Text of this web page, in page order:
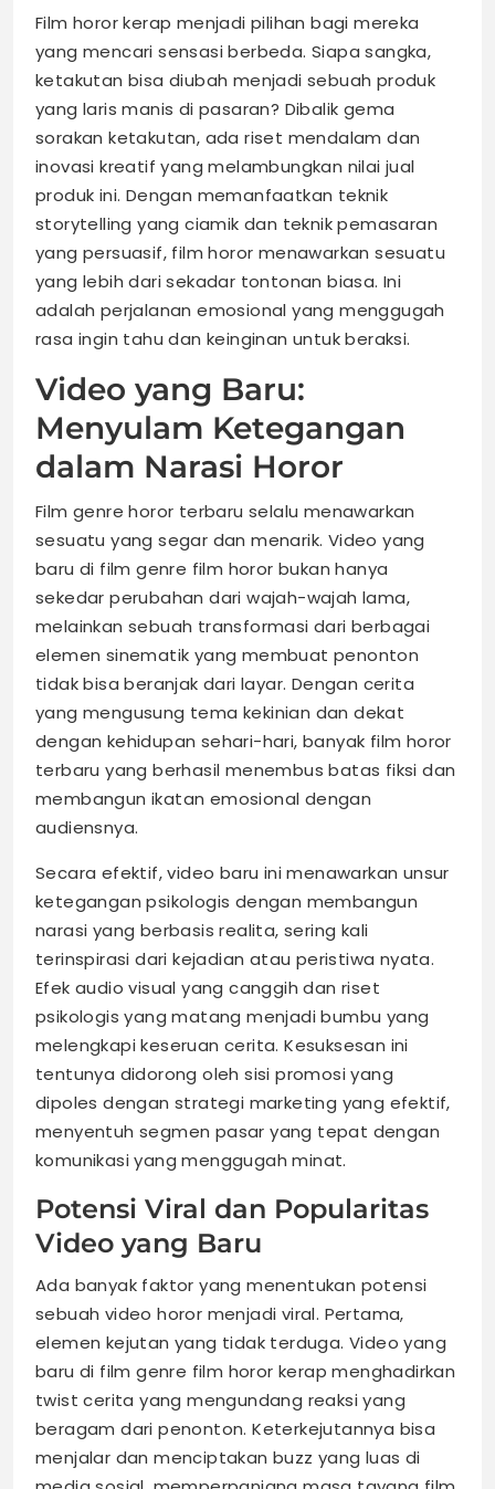
Film horor kerap menjadi pilihan bagi mereka
yang mencari sensasi berbeda. Siapa sangka,
ketakutan bisa diubah menjadi sebuah produk
yang laris manis di pasaran? Dibalik gema
sorakan ketakutan, ada riset mendalam dan
inovasi kreatif yang melambungkan nilai jual
produk ini. Dengan memanfaatkan teknik
storytelling yang ciamik dan teknik pemasaran
yang persuasif, film horor menawarkan sesuatu
yang lebih dari sekadar tontonan biasa. Ini
adalah perjalanan emosional yang menggugah
rasa ingin tahu dan keinginan untuk beraksi.
Video yang Baru:
Menyulam Ketegangan
dalam Narasi Horor
Film genre horor terbaru selalu menawarkan
sesuatu yang segar dan menarik. Video yang
baru di film genre film horor bukan hanya
sekedar perubahan dari wajah-wajah lama,
melainkan sebuah transformasi dari berbagai
elemen sinematik yang membuat penonton
tidak bisa beranjak dari layar. Dengan cerita
yang mengusung tema kekinian dan dekat
dengan kehidupan sehari-hari, banyak film horor
terbaru yang berhasil menembus batas fiksi dan
membangun ikatan emosional dengan
audiensnya.
Secara efektif, video baru ini menawarkan unsur
ketegangan psikologis dengan membangun
narasi yang berbasis realita, sering kali
terinspirasi dari kejadian atau peristiwa nyata.
Efek audio visual yang canggih dan riset
psikologis yang matang menjadi bumbu yang
melengkapi keseruan cerita. Kesuksesan ini
tentunya didorong oleh sisi promosi yang
dipoles dengan strategi marketing yang efektif,
menyentuh segmen pasar yang tepat dengan
komunikasi yang menggugah minat.
Potensi Viral dan Popularitas
Video yang Baru
Ada banyak faktor yang menentukan potensi
sebuah video horor menjadi viral. Pertama,
elemen kejutan yang tidak terduga. Video yang
baru di film genre film horor kerap menghadirkan
twist cerita yang mengundang reaksi yang
beragam dari penonton. Keterkejutannya bisa
menjalar dan menciptakan buzz yang luas di